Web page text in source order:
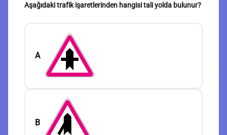
Aşağıdaki trafik işaretlerinden hangisi tali yolda bulunur?
A
B